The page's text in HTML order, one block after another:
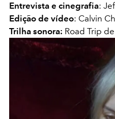
Entrevista e cinegrafia:
Edição de vídeo: Calvin
Trilha sonora: Road Trip